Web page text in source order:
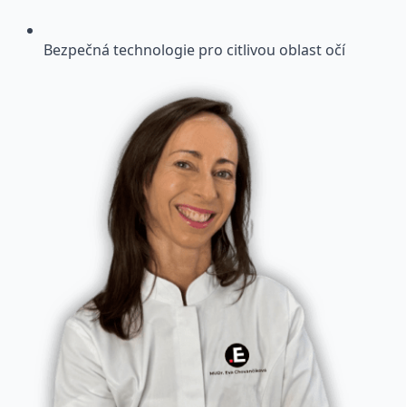
Bezpečná technologie pro citlivou oblast očí